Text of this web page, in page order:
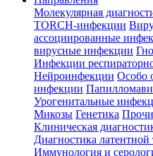
Молекулярная
TORCH-инфекции
ассоциированные
вирусные инфекции
Инфекции
Нейроинфекции Особо
инфекции
Урогенитальные
Микозы Генетика
Клиническая
Диагностика
Иммунология и